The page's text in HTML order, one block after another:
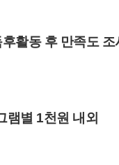
활동 후 만족도 조
별 1천원 내외